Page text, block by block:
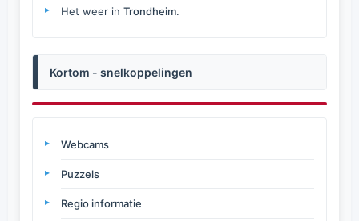
Het weer in Trondheim.
Kortom - snelkoppelingen
Webcams
Puzzels
Regio informatie